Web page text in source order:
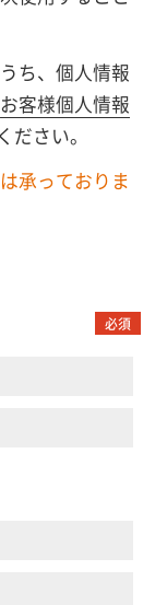
ち、個人情報
お客様個人情報
ださい。
承っておりま
必須